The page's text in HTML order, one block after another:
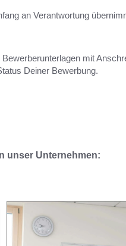
an Verantwortung
mit
Deiner Bewerbung.
unser Unternehmen: